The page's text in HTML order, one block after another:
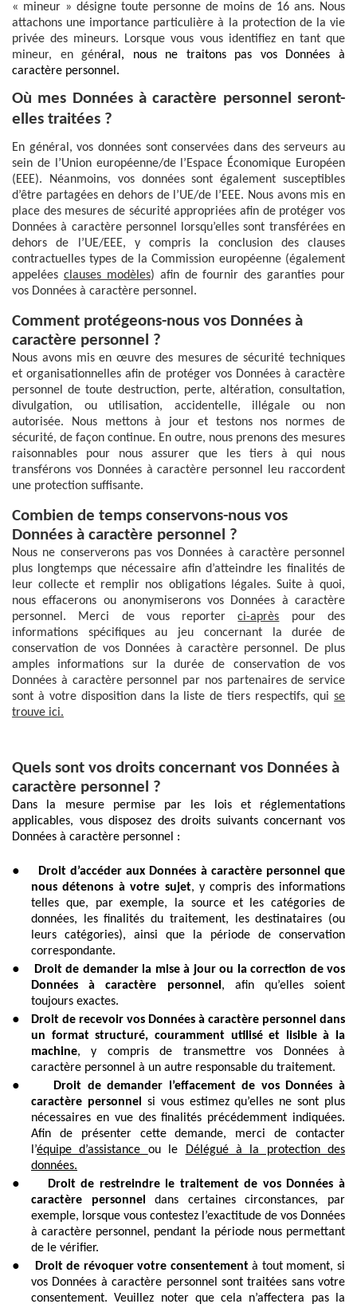
« mineur » désigne toute personne de moins de 16 ans. Nous
attachons une importance particulière à la protection de la vie
privée des mineurs. Lorsque vous vous identifiez en tant que
mineur, en général, nous ne traitons pas vos Données à
caractère personnel.
Où mes Données à caractère personnel seront-
elles traitées ?
En général, vos données sont conservées dans des serveurs au
sein de l’Union européenne/de l’Espace Économique Européen
(EEE). Néanmoins, vos données sont également susceptibles
d’être partagées en dehors de l’UE/de l’EEE. Nous avons mis en
place des mesures de sécurité appropriées afin de protéger vos
Données à caractère personnel lorsqu’elles sont transférées en
dehors de l’UE/EEE, y compris la conclusion des clauses
contractuelles types de la Commission européenne (également
appelées clauses modèles) afin de fournir des garanties pour
vos Données à caractère personnel.
Comment protégeons-nous vos Données à
caractère personnel ?
Nous avons mis en œuvre des mesures de sécurité techniques
et organisationnelles afin de protéger vos Données à caractère
personnel de toute destruction, perte, altération, consultation,
divulgation, ou utilisation, accidentelle, illégale ou non
autorisée. Nous mettons à jour et testons nos normes de
sécurité, de façon continue. En outre, nous prenons des mesures
raisonnables pour nous assurer que les tiers à qui nous
transférons vos Données à caractère personnel leu raccordent
une protection suffisante.
Combien de temps conservons-nous vos
Données à caractère personnel ?
Nous ne conserverons pas vos Données à caractère personnel
plus longtemps que nécessaire afin d’atteindre les finalités de
leur collecte et remplir nos obligations légales. Suite à quoi,
nous effacerons ou anonymiserons vos Données à caractère
personnel. Merci de vous reporterci-après pour des
informations spécifiques au jeu concernant la durée de
conservation de vos Données à caractère personnel. De plus
amples informations sur la durée de conservation de vos
Données à caractère personnel par nos partenaires de service
sont à votre disposition dans la liste de tiers respectifs, qui se
trouve ici.
Quels sont vos droits concernant vos Données à
caractère personnel ?
Dans la mesure permise par les lois et réglementations
applicables, vous disposez des droits suivants concernant vos
Données à caractère personnel :
●
Droit d’accéder aux Données à caractère personnel que
nous détenons à votre sujet, y compris des informations
telles que, par exemple, la source et les catégories de
données, les finalités du traitement, les destinataires (ou
leurs catégories), ainsi que la période de conservation
correspondante.
●
Droit de demander la mise à jour ou la correction de vos
Données à caractère personnel , afin qu’elles soient
toujours exactes.
●
Droit de recevoir vos Données à caractère personnel dans
un format structuré, couramment utilisé et lisible à la
machine, y compris de transmettre vos Données à
caractère personnel à un autre responsable du traitement.
●
Droit de demander l’effacement de vos Données à
caractère personnel si vous estimez qu’elles ne sont plus
nécessaires en vue des finalités précédemment indiquées.
Afin de présenter cette demande, merci de contacter
l’équipe d’assistance ou le
Délégué à la protection des
données.
●
Droit de restreindre le traitement de vos Données à
caractère personnel
dans certaines circonstances, par
exemple, lorsque vous contestez l’exactitude de vos Données
à caractère personnel, pendant la période nous permettant
de le vérifier.
● Droit de révoquer votre consentementà tout moment, si
vos Données à caractère personnel sont traitées sans votre
consentement. Veuillez noter que cela n’affectera pas la